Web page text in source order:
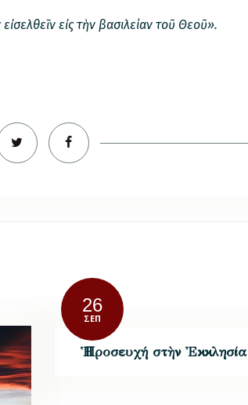
εἰς τὴν βασιλείαν τοῦ Θεοῦ».
26
ΣΕΠ
Ἡ Προσευχή στὴν Ἐκκλησία